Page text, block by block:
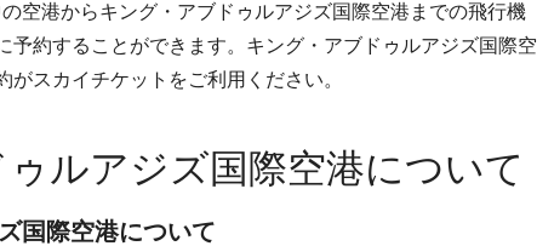
空港からキング・アブドゥルアジズ国際空港までの飛行機
予約することができます。キング・アブドゥルアジズ国際空
スカイチケットをご利用ください。
ルアジズ国際空港について
国際空港について